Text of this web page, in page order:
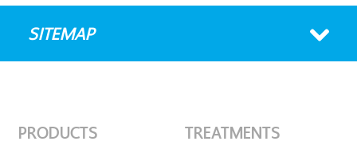
SITEMAP
PRODUCTS TREATMENTS